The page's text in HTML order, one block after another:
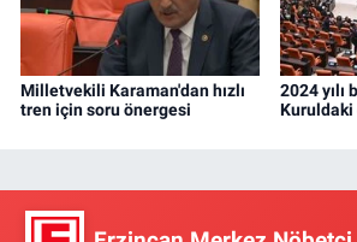
Milletvekili Karaman'dan hızlı
tren için soru önergesi
2024 yılı
Kuruldaki